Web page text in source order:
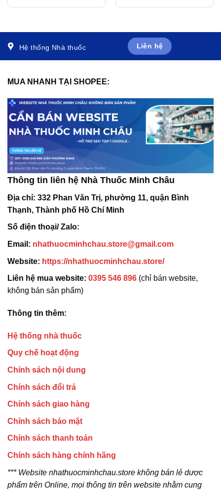
trị các triệu chứng tiêu
trường hợp buồn nôn và
Hệ thống Nhà thuốc Liên hệ
MUA NHANH TẠI SHOPEE:
Thông tin liên hệ Nhà Thuốc Minh Châu
Địa chỉ: 332 Phan Văn Trị, phường 11, quận Bình
Thạnh, Thành phố Hồ Chí Minh
Số điện thoại/ Zalo:
Email: nhathuocminhchau.store@gmail.com
Website: https://nhathuocminhchau.store/
Liên hệ mua website: 0395 546 896 (chỉ bán website,
không bán sản phẩm)
Thông tin thêm:
Hệ thống nhà thuốc
Quy chế hoạt động
Chính sách nội dung
Chính sách đổi trả
Chính sách giao hàng
Chính sách bảo mật
Chính sách thanh toán
Chính sách hàng chính hãng
*** Website nhathuocminhchau.store không bán lẻ dược
phẩm trên Online, mọi thông tin trên website nhằm cung